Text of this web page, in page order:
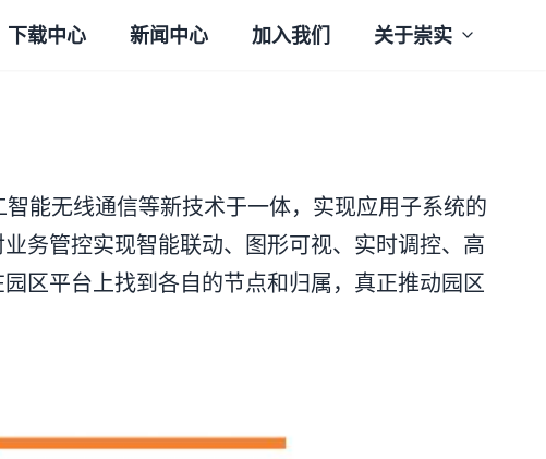
下载中心 新闻中心 加入我们 关于崇实
能无线通信等新技术于一体，实现应用子系统的
务管控实现智能联动、图形可视、实时调控、高
区平台上找到各自的节点和归属，真正推动园区